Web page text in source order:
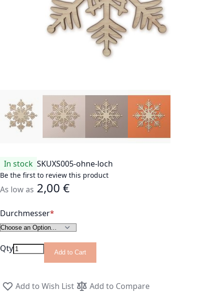
In stock SKUXS005-ohne-loch
Be the first to review this product
As low as 2,00 €
Durchmesser
Qty Add to Cart
Add to Wish List Add to Compare